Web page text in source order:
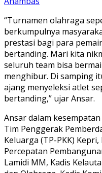
“Turnamen olahraga
berkumpulnya
prestasi bagi para
bertanding. Mari kita
seluruh team bisa
menghibur. Di samping
ajang menyeleksi atlet
bertanding,” ujar Ansar.
Ansar dalam
Tim Penggerak
Keluarga (TP-PKK)
Percepatan
Lamidi MM, Kadis